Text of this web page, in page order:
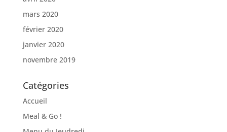
mars 2020
février 2020
janvier 2020
novembre 2019
Catégories
Accueil
Meal & Go !